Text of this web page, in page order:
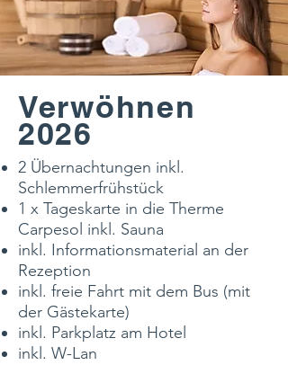
Verwöhnen
2026
2 Übernachtungen inkl.
Schlemmerfrühstück
1 x Tageskarte in die Therme
Carpesol inkl. Sauna
inkl. Informationsmaterial an der
Rezeption
inkl. freie Fahrt mit dem Bus (mit
der Gästekarte)
inkl. Parkplatz am Hotel
inkl. W-Lan